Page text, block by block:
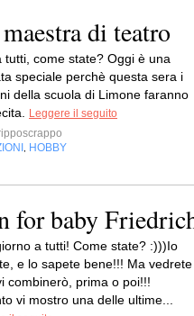
di teatro
tutti, come state? Oggi è una
speciale perchè questa sera i
della scuola di Limone faranno
Leggere il seguito
HOBBY
for baby
a tutti! Come state? :)))Io
e lo sapete bene!!! Ma vedrete
combinerò, prima o poi!!!
vi mostro una delle ultime...